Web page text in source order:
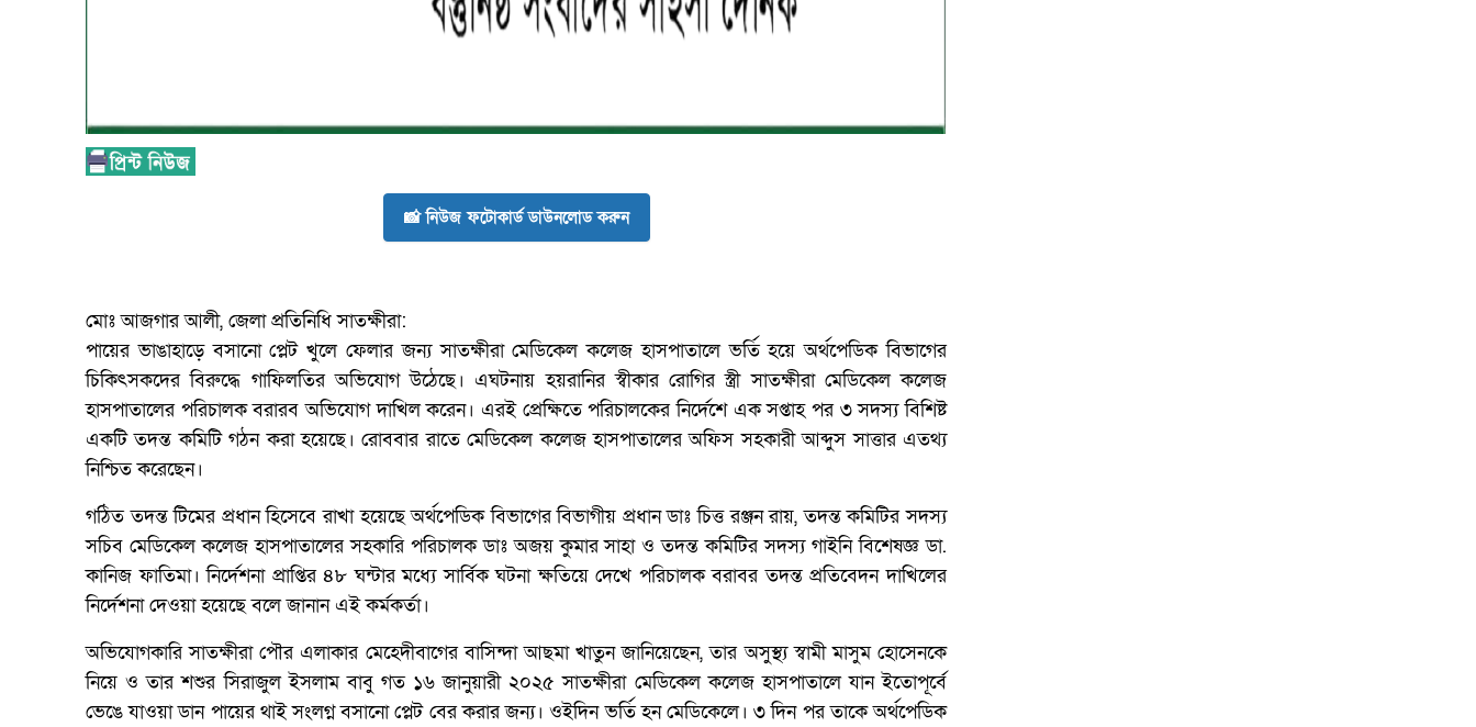
📸 নিউজ ফটোকার্ড ডাউনলোড করুন
মোঃ আজগার আলী, জেলা প্রতিনিধি সাতক্ষীরা:
পায়ের ভাঙাহাড়ে বসানো প্লেট খুলে ফেলার জন্য সাতক্ষীরা মেডিকেল কলেজ হাসপাতালে ভর্তি হয়ে অর্থপেডিক বিভাগের
চিকিৎসকদের বিরুদ্ধে গাফিলতির অভিযোগ উঠেছে। এঘটনায় হয়রানির স্বীকার রোগির স্ত্রী সাতক্ষীরা মেডিকেল কলেজ
হাসপাতালের পরিচালক বরারব অভিযোগ দাখিল করেন। এরই প্রেক্ষিতে পরিচালকের নির্দেশে এক সপ্তাহ পর ৩ সদস্য বিশিষ্ট
একটি তদন্ত কমিটি গঠন করা হয়েছে। রোববার রাতে মেডিকেল কলেজ হাসপাতালের অফিস সহকারী আব্দুস সাত্তার এতথ্য
নিশ্চিত করেছেন।
গঠিত তদন্ত টিমের প্রধান হিসেবে রাখা হয়েছে অর্থপেডিক বিভাগের বিভাগীয় প্রধান ডাঃ চিত্ত রঞ্জন রায়, তদন্ত কমিটির সদস্য
সচিব মেডিকেল কলেজ হাসপাতালের সহকারি পরিচালক ডাঃ অজয় কুমার সাহা ও তদন্ত কমিটির সদস্য গাইনি বিশেষজ্ঞ ডা.
কানিজ ফাতিমা। নির্দেশনা প্রাপ্তির ৪৮ ঘন্টার মধ্যে সার্বিক ঘটনা ক্ষতিয়ে দেখে পরিচালক বরাবর তদন্ত প্রতিবেদন দাখিলের
নির্দেশনা দেওয়া হয়েছে বলে জানান এই কর্মকর্তা।
অভিযোগকারি সাতক্ষীরা পৌর এলাকার মেহেদীবাগের বাসিন্দা আছমা খাতুন জানিয়েছেন, তার অসুস্থ্য স্বামী মাসুম হোসেনকে
নিয়ে ও তার শশুর সিরাজুল ইসলাম বাবু গত ১৬ জানুয়ারী ২০২৫ সাতক্ষীরা মেডিকেল কলেজ হাসপাতালে যান ইতোপূর্বে
ভেঙে যাওয়া ডান পায়ের থাই সংলগ্ন বসানো প্লেট বের করার জন্য। ওইদিন ভর্তি হন মেডিকেলে। ৩ দিন পর তাকে অর্থপেডিক